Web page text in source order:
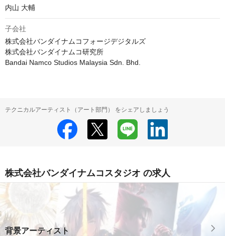
内山 大輔
子会社
株式会社バンダイナムコフォージデジタルズ
株式会社バンダイナムコ研究所
Bandai Namco Studios Malaysia Sdn. Bhd.
テクニカルアーティスト（アート部門） をシェアしましょう
株式会社バンダイナムコスタジオ の求人
背景アーティスト